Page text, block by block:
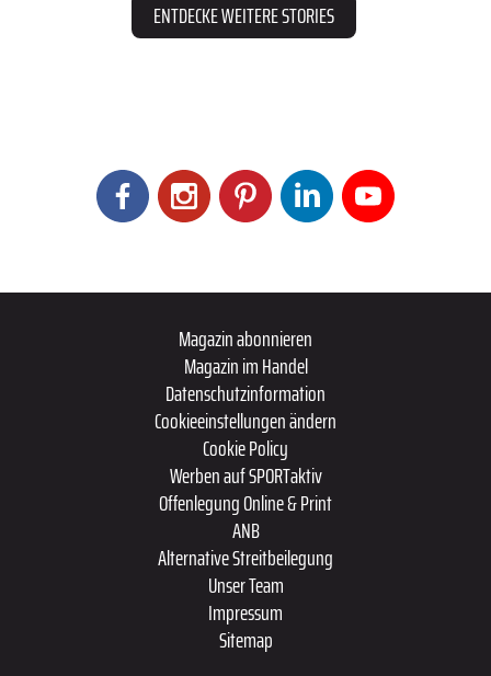
ENTDECKE WEITERE STORIES
Magazin abonnieren
Magazin im Handel
Datenschutzinformation
Cookieeinstellungen ändern
Cookie Policy
Werben auf SPORTaktiv
Offenlegung Online & Print
ANB
Alternative Streitbeilegung
Unser Team
Impressum
Sitemap